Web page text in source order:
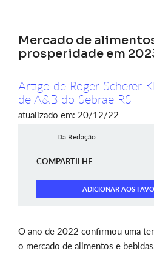
Mercado de
prosperidade em
Artigo de Roger Scherer
de A&B do Sebrae RS
atualizado em: 20/12/22
Da Redação
COMPARTILHE
ADICIONAR AOS
O ano de 2022 confirmou uma
o mercado de alimentos e